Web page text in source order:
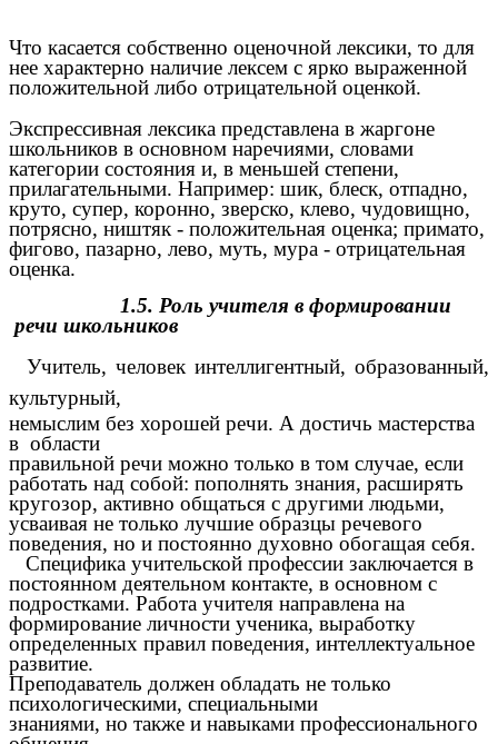
Что касается собственно оценочной лексики, то для
нее характерно наличие лексем с ярко выраженной
положительной либо отрицательной оценкой.
Экспрессивная лексика представлена в жаргоне
школьников в основном наречиями, словами
категории состояния и, в меньшей степени,
прилагательными. Например: шик, блеск, отпадно,
круто, супер, коронно, зверско, клево, чудовищно,
потрясно, ништяк - положительная оценка; примато,
фигово, пазарно, лево, муть, мура - отрицательная
оценка.
1.5. Роль учителя в формировании
речи школьников
Учитель, человек интеллигентный, образованный,
культурный,
немыслим без хорошей речи. А достичь мастерства
в области
правильной речи можно только в том случае, если
работать над собой: пополнять знания, расширять
кругозор, активно общаться с другими людьми,
усваивая не только лучшие образцы речевого
поведения, но и постоянно духовно обогащая себя.
Специфика учительской профессии заключается в
постоянном деятельном контакте, в основном с
подростками. Работа учителя направлена на
формирование личности ученика, выработку
определенных правил поведения, интеллектуальное
развитие.
Преподаватель должен обладать не только
психологическими, специальными
знаниями, но также и навыками профессионального